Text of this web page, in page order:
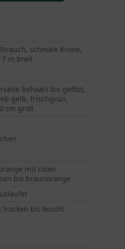
schmale Krone,
7 m breit
behaart bis gefilzt,
gelb, frischgrün,
cm groß
mit roten
bis braunorange
trocken bis feucht